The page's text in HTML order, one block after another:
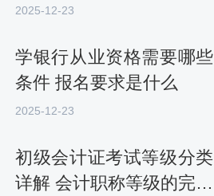
2025-12-23
学银行从业资格需要哪些
条件 报名要求是什么
2025-12-23
初级会计证考试等级分类
详解 会计职称等级的完整